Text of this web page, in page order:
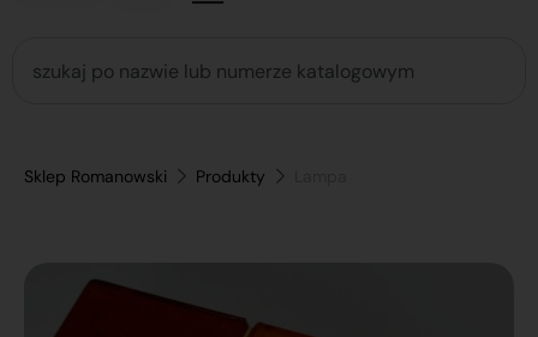
Sklep Romanowski Produkty